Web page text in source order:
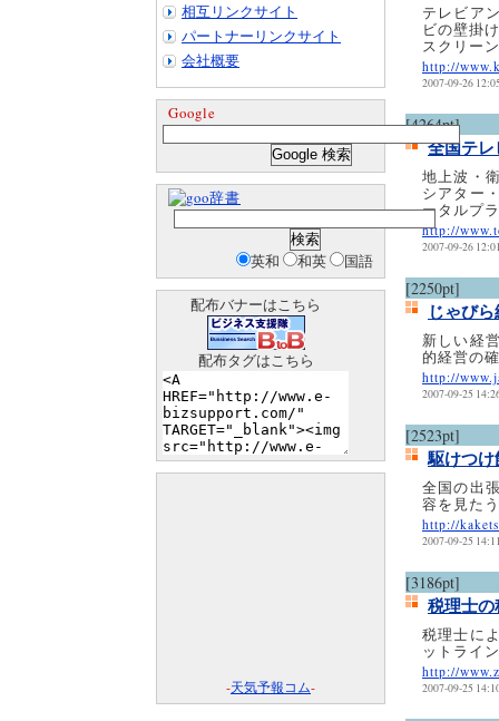
テレビア
ビの壁掛
スクリー
http://
2007-09-26
[4264pt]
全国テ
地上波・
シアター
ータルプ
http://
2007-09-26
[2250pt]
じゃび
新しい経
的経営の
http://
2007-09-25
[2523pt]
駆けつ
全国の出
容を見た
http://
2007-09-25
[3186pt]
税理士
税理士に
ットライン
http://
2007-09-25
相互リンクサイト
パートナーリンクサイト
会社概要
Google
辞書
英和 和英 国語
配布バナーはこちら
配布タグはこちら
-天気予報コム-